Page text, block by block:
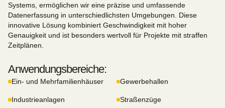
Systems, ermöglichen wir eine präzise und umfassende
Datenerfassung in unterschiedlichsten Umgebungen. Diese
innovative Lösung kombiniert Geschwindigkeit mit hoher
Genauigkeit und ist besonders wertvoll für Projekte mit straffen
Zeitplänen.
Anwendungsbereiche:
Ein- und Mehrfamilienhäuser Gewerbehallen
Industrieanlagen Straßenzüge